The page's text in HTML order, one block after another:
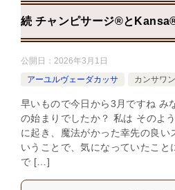
続 チャンピサージ®と
公開日： 2026年3月1日
アーユルヴェーダカッサ
カンサワ
早いもので今日から3月ですね み
の始まりでしたか？ 私は そのよ
に起き、魔法がかった幸先の良い
いうことで、気になっていたこと
で […]